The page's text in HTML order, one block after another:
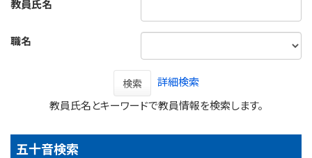
教員氏名
職名
検索
詳細検索
教員氏名とキーワードで教員情報を検索します。
五十音検索